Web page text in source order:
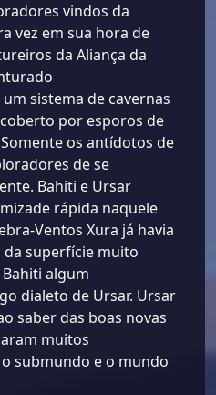
vindos da
vez em sua hora de
da Aliança da
sistema de cavernas
por esporos de
os antídotos de
de se
Bahiti e Ursar
rápida naquele
Ventos Xura já havia
superfície muito
algum
dialeto de Ursar. Ursar
saber das boas novas
muitos
submundo e o mundo